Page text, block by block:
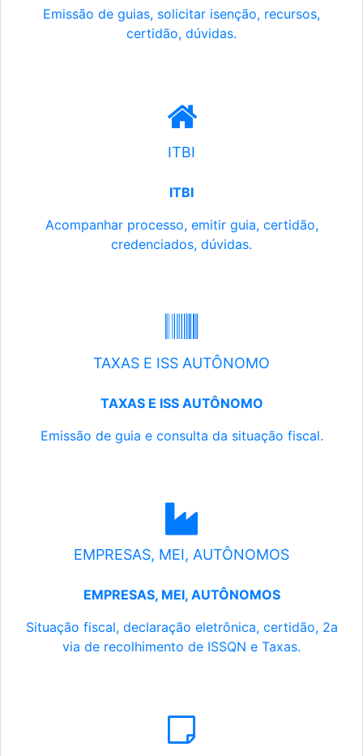
Emissão de guias, solicitar isenção, recursos,
certidão, dúvidas.
ITBI
ITBI
Acompanhar processo, emitir guia, certidão,
credenciados, dúvidas.
TAXAS E ISS AUTÔNOMO
TAXAS E ISS AUTÔNOMO
Emissão de guia e consulta da situação fiscal.
EMPRESAS, MEI, AUTÔNOMOS
EMPRESAS, MEI, AUTÔNOMOS
Situação fiscal, declaração eletrônica, certidão, 2a
via de recolhimento de ISSQN e Taxas.